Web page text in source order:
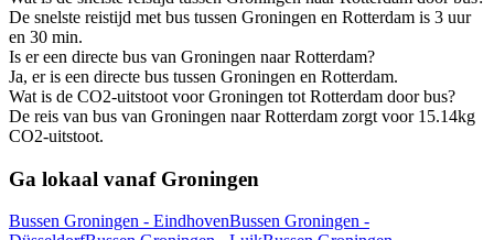
De snelste reistijd met bus tussen Groningen en Rotterdam is 3 uur
en 30 min.
Is er een directe bus van Groningen naar Rotterdam?
Ja, er is een directe bus tussen Groningen en Rotterdam.
Wat is de CO2-uitstoot voor Groningen tot Rotterdam door bus?
De reis van bus van Groningen naar Rotterdam zorgt voor 15.14kg
CO2-uitstoot.
Ga lokaal vanaf Groningen
Bussen Groningen - EindhovenBussen Groningen -